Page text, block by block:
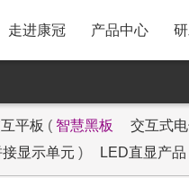
走进康冠 产品中心
基
平板 ( 智慧黑板 交互式
接显示单元 ) LED直显产品